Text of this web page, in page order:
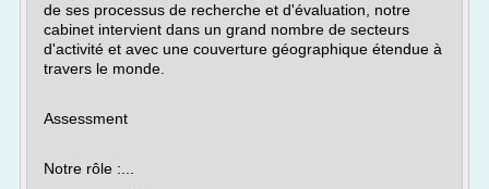
de ses processus de recherche et d'évaluation, notre
cabinet intervient dans un grand nombre de secteurs
d'activité et avec une couverture géographique étendue à
travers le monde.
Assessment
Notre rôle :...